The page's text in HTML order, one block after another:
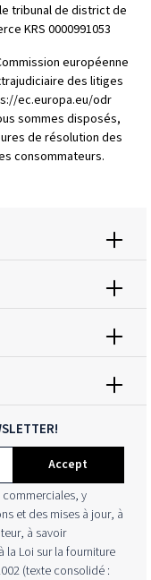
tribunal de district de
KRS 0000991053
européenne
des litiges
ec.europa.eu/odr
sommes disposés,
de résolution des
consommateurs.
Accept
y
et des mises à jour, à
à savoir
la Loi sur la fourniture
(texte consolidé :